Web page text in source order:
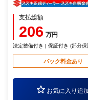
支払総額
206 万円
法定整備付き | 保証付き (部分
パック料金あり
お気に入り追